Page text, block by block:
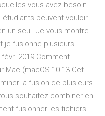
vous avez besoin
étudiants peuvent vouloir
un seul Je vous montre
je fusionne plusieurs
2019 Comment
Mac (macOS 10.13 Cet
la fusion de plusieurs
souhaitez combiner en
fusionner les fichiers